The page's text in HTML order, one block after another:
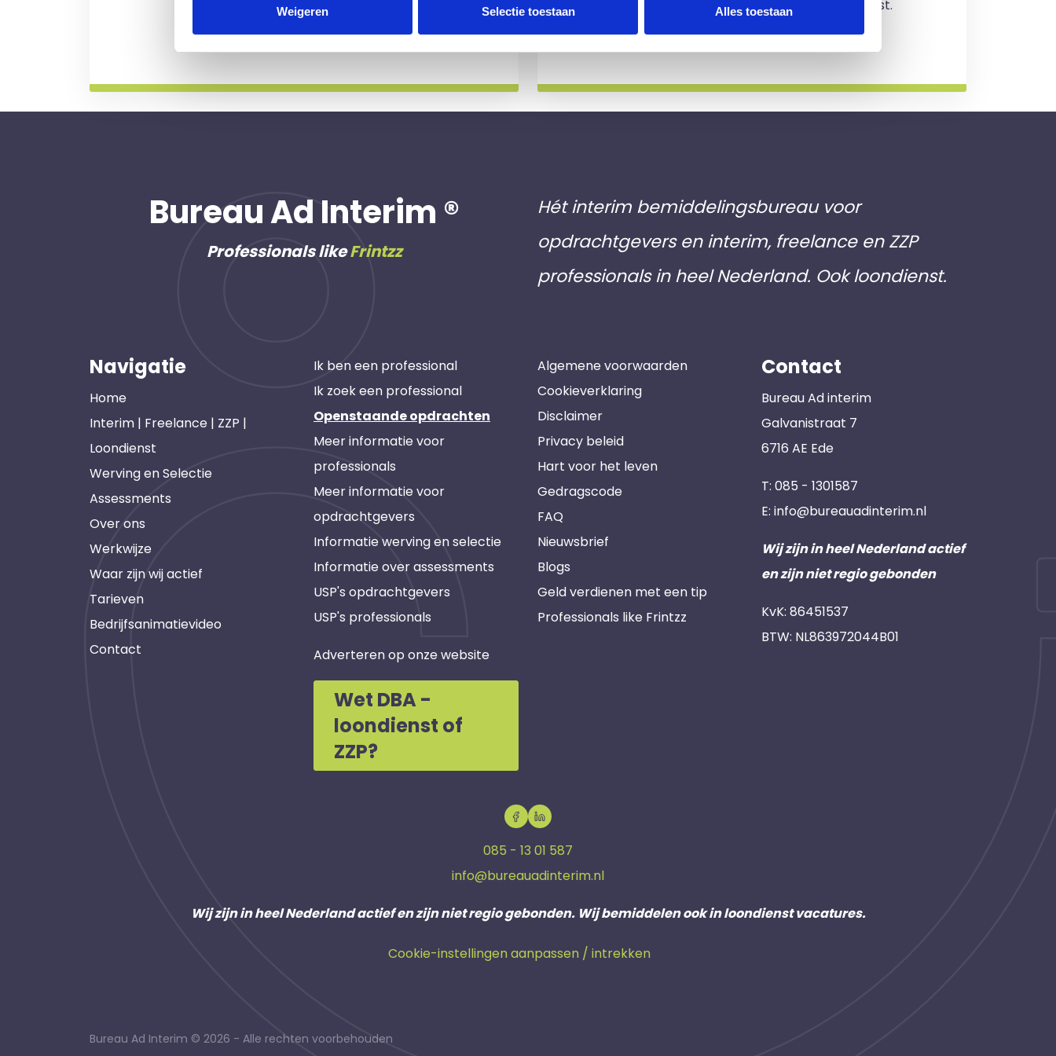
Weigeren Selectie toestaan Alles toestaan
professional voor u aan de slag gaat.
aan inschrijving en je zit nergens aan vast.
Bureau Ad Interim ®
Professionals likeFrintzz
Hét interim bemiddelingsbureau voor
opdrachtgevers en interim, freelance en ZZP
professionals in heel Nederland. Ook loondienst.
Navigatie
Home
Interim | Freelance | ZZP |
Loondienst
Werving en Selectie
Assessments
Over ons
Werkwijze
Waar zijn wij actief
Tarieven
Bedrijfsanimatievideo
Contact
Ik ben een professional
Ik zoek een professional
Openstaande opdrachten
Meer informatie voor
professionals
Meer informatie voor
opdrachtgevers
Informatie werving en selectie
Informatie over assessments
USP's opdrachtgevers
USP's professionals
Adverteren op onze website
Wet DBA -
loondienst of
ZZP?
Algemene voorwaarden
Cookieverklaring
Disclaimer
Privacy beleid
Hart voor het leven
Gedragscode
FAQ
Nieuwsbrief
Blogs
Geld verdienen met een tip
Professionals like Frintzz
Contact
Bureau Ad interim
Galvanistraat 7
6716 AE Ede
T: 085 - 1301587
E: info@bureauadinterim.nl
Wij zijn in heel Nederland actief
en zijn niet regio gebonden
KvK: 86451537
BTW: NL863972044B01
085 - 13 01 587
info@bureauadinterim.nl
Wij zijn in heel Nederland actief en zijn niet regio gebonden. Wij bemiddelen ook in loondienst vacatures.
Cookie-instellingen aanpassen / intrekken
Bureau Ad Interim © 2026 - Alle rechten voorbehouden